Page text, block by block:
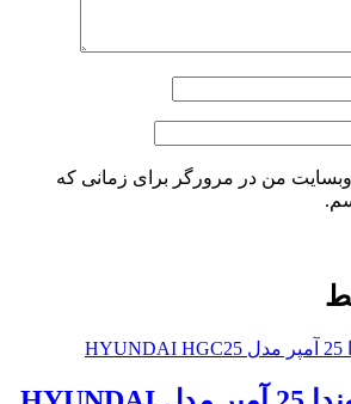
وبسایت من در مرورگر برای زمانی که